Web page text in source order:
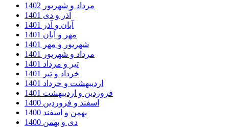
مرداد و شهریور 1402
آذر و دی 1401
آبان و آذر 1401
مهر و آبان 1401
شهریور و مهر 1401
مرداد و شهریور 1401
تیر و مرداد 1401
خرداد و تیر 1401
اردیبهشت و خرداد 1401
فروردین و اردیبهشت 1401
اسفند و فروردین 1400
بهمن و اسفند 1400
دی و بهمن 1400